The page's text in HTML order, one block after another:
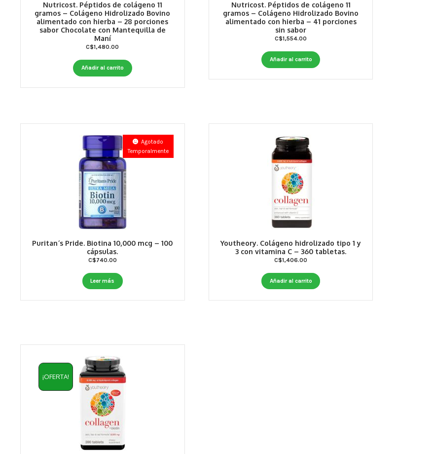
Nutricost. Péptidos de colágeno 11
gramos – Colágeno Hidrolizado Bovino
alimentado con hierba – 28 porciones
sabor Chocolate con Mantequilla de
Maní
C$1,480.00
Añadir al carrito
Nutricost. Péptidos de colágeno 11
gramos – Colágeno Hidrolizado Bovino
alimentado con hierba – 41 porciones
sin sabor
C$1,554.00
Añadir al carrito
Puritan´s Pride. Biotina 10,000 mcg – 100
cápsulas.
Agotado
Temporalmente
C$740.00
Leer más
Youtheory. Colágeno hidrolizado tipo 1 y
3 con vitamina C – 360 tabletas.
C$1,406.00
Añadir al carrito
¡OFERTA!